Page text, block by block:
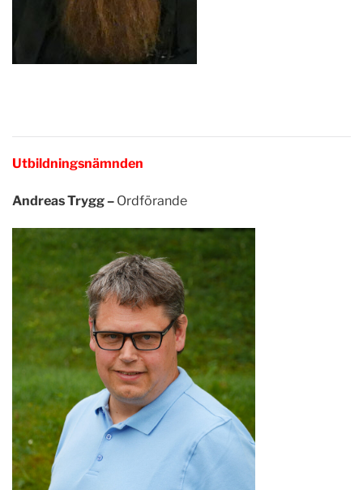
Utbildningsnämnden
Andreas Trygg – Ordförande